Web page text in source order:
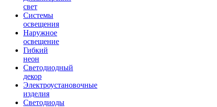
свет
Системы
освещения
Наружное
освещение
Гибкий
неон
Светодиодный
декор
Электроустановочные
изделия
Светодиоды